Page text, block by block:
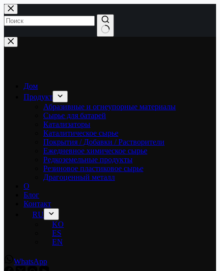
Перейти
к
сути
Ничего
не
Дом
Продукт
Абразивные и огнеупорные материалы
Сырье для батарей
Катализаторы
Каталитическое сырье
Покрытия / Добавки / Растворители
Ежедневное химическое сырье
Редкоземельные продукты
Резиновое пластиковое сырье
Драгоценный металл
О
Блог
Контакт
RU
KO
ES
EN
WhatsApp